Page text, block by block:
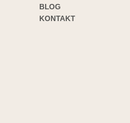
BLOG
KONTAKT